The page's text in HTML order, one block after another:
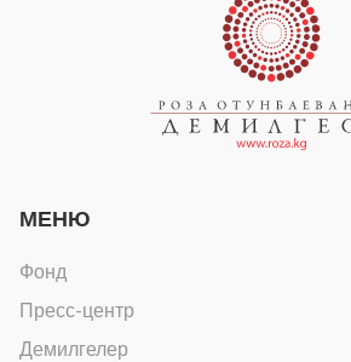
МЕНЮ
Фонд
Пресс-центр
Демилгелер